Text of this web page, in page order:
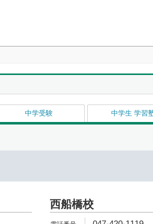
中学受験 中学生 学習
西船橋校